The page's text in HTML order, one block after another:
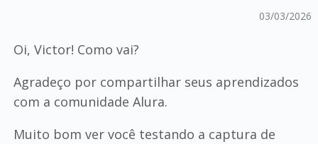
03/03/2026
Oi, Victor! Como vai?
Agradeço por compartilhar seus aprendizados
com a comunidade Alura.
Muito bom ver você testando a captura de